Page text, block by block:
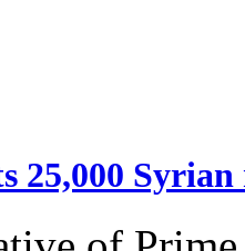
25,000 Syrian